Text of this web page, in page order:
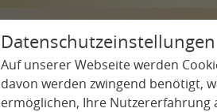
Datenschutzeinstellungen
Auf unserer Webseite werden
davon werden zwingend benötigt,
ermöglichen, Ihre Nutzererfahrung